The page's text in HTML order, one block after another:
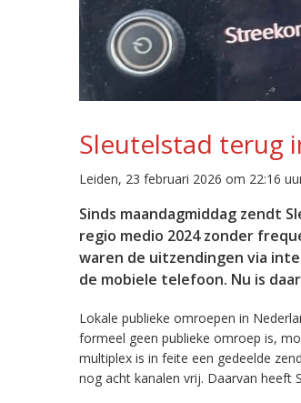
Sleutelstad terug
Leiden, 23 februari 2026 om 22:16
Sinds maandagmiddag zendt
regio medio 2024 zonder
waren de uitzendingen via
de mobiele telefoon. Nu is
Lokale publieke omroepen in
formeel geen publieke omroep is,
multiplex is in feite een gedeelde
nog acht kanalen vrij. Daarvan heeft